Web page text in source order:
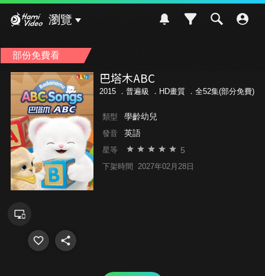
瀏覽
部份免費看
巴塔木ABC
2015 ． 普遍級 ．HD畫質 ．全52集(部分免費)
類型 學齡幼兒
發音 英語
星等 5
下架時間 2027年02月28日